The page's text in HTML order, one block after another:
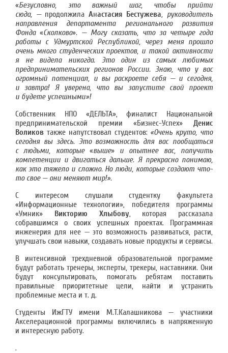
«Безусловно, это важный шаг, чтобы прийти
сюда, — продолжила Анастасия Бестужева, руководитель
направления департамента регионального развития
Фонда «Сколково». — Могу сказать, что за четыре года
работы с Удмуртской Республикой, через меня прошло
очень много студенческих проектов, и такой активности
я не видела никогда. Это один из самых любимых
предпринимательских регионов России. Знаю, что у вас
огромный потенциал, и вы раскроете себя — и сегодня,
и завтра! Я уверена, что вы запустите свой проект
и будете успешными»!
Собственник НПО «ДЕЛЬТА», финалист Национальной
предпринимательской премии «Бизнес-Успех» Денис
Воликов также напутствовал студентов: «Очень круто, что
сегодня вы здесь. Это возможность для вас пообщаться
с людьми, которые «выше»и опытнее вас, получить
компетенции и двигаться дальше. Я прекрасно понимаю,
как это тяжело и сложно. Но люди, которые создают что-
то свое — они меняют мир!».
С интересом слушали студентку факультета
«Информационные технологии», победителя программы
«Умник» Викторию Хлыбову, которая рассказала
собравшимся о своих успешных проектах. Программная
инженерия для нее — это возможность развиваться, расти,
улучшать свои навыки, создавать новые продукты и сервисы.
В интенсивной трехдневной образовательной программе
будут работать тренеры, эксперты, трекеры, наставники. Они
будут консультировать, помогать ребятам поставить
правильные приоритетные цели, найти и устранить
проблемные места и т. д.
Студенты ИжГТУ имени М.Т.Калашникова — участники
Акселерационной программы включились в напряженную
и интересную работу.
.